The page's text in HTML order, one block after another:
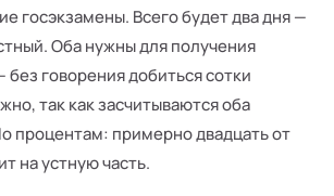
госэкзамены. Всего будет два дня —
Оба нужны для получения
говорения добиться сотки
так как засчитываются оба
процентам: примерно двадцать от
на устную часть.